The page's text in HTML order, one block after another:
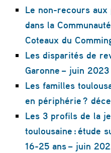
Le non-recours
dans la
Coteaux du
Les disparités de
Garonne – juin 2023
Les familles
en périphérie ?
Les 3 profils de la
toulousaine : étude
16-25 ans – juin